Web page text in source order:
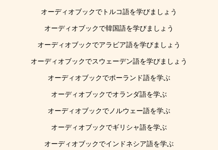
オーディオブックでトルコ語を学びましょう
オーディオブックで韓国語を学びましょう
オーディオブックでアラビア語を学びましょう
オーディオブックでスウェーデン語を学びましょう
オーディオブックでポーランド語を学ぶ
オーディオブックでオランダ語を学ぶ
オーディオブックでノルウェー語を学ぶ
オーディオブックでギリシャ語を学ぶ
オーディオブックでインドネシア語を学ぶ